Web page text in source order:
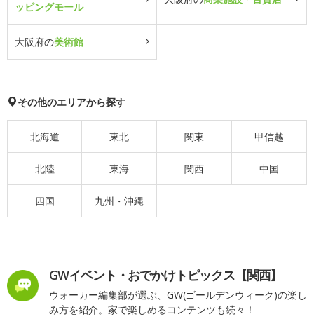
ッピングモール
大阪府の美術館
その他のエリアから探す
北海道 東北 関東 甲信越
北陸 東海 関西 中国
四国 九州・沖縄
GWイベント・おでかけトピックス【関西】
ウォーカー編集部が選ぶ、GW(ゴールデンウィーク)の楽し
み方を紹介。家で楽しめるコンテンツも続々！